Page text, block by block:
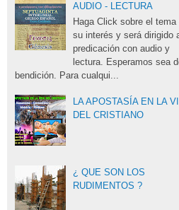
AUDIO - LECTURA
Haga Click sobre el tema
su interés y será dirigido
predicación con audio y
lectura. Esperamos sea
bendición. Para cualqui...
LA APOSTASÍA EN LA
DEL CRISTIANO
¿ QUE SON LOS
RUDIMENTOS ?